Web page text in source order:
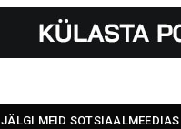
JÄLGI MEID SOTSIAALMEEDIAS